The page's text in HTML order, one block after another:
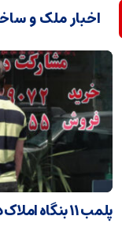
اخبار ملک و
پلمب ۱۱ بنگاه املاک در البرز